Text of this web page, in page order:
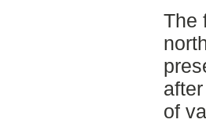
The
of